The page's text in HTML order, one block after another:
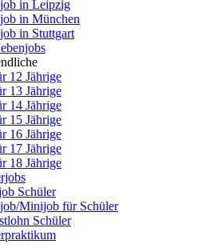
in Leipzig
in München
in Stuttgart
12 Jährige
13 Jährige
14 Jährige
15 Jährige
16 Jährige
17 Jährige
18 Jährige
Schüler
Minijob für Schüler
Schüler